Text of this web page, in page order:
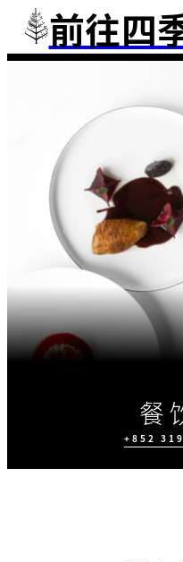
前往四
餐
+852